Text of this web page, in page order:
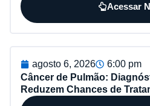
Acessar
agosto 6, 2026
6:00 pm
Câncer de Pulmão:
Reduzem Chances de